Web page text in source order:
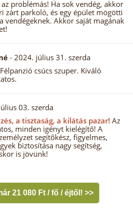
problémás! Ha sok vendég, akkor
zárt parkoló, és egy épület mögötti
vendégeknek. Akkor saját magának
- 2024. július 31. szerda
Félpanzió csúcs szuper. Kiváló
03. szerda
a tisztaság, a kilátás pazar! Az
minden igényt kielégítő! A
segítőkész, figyelmes,
biztosítása nagy segítség,
is jövünk!
21 080 Ft / fő / éjtől! >>